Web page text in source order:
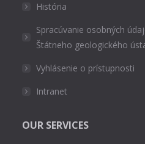
História
Spracúvanie osobných
Štátneho geologického
Vyhlásenie o prístupnosti
Intranet
OUR SERVICES